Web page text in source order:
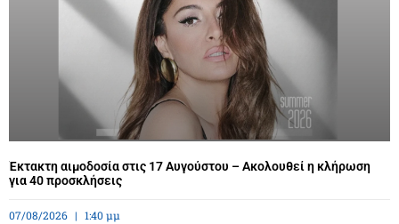
Έκτακτη αιμοδοσία στις 17 Αυγούστου – Ακολουθεί η κλήρωση
για 40 προσκλήσεις
07/08/2026 1:40 μμ